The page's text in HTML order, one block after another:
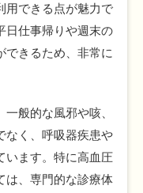
用できる点が魅力で
日仕事帰りや週末の
できるため、非常に
般的な風邪や咳、
なく、呼吸器疾患や
います。特に高血圧
は、専門的な診療体